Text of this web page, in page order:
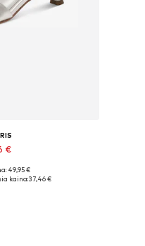
€
36, 37
49,95 €
kaina:37,46 €